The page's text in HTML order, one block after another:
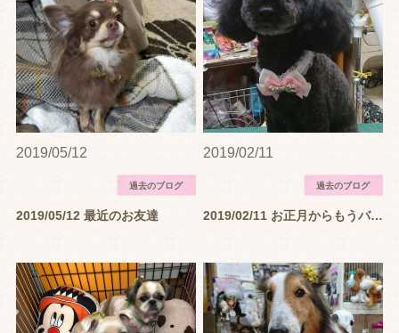
2019/05/12
過去のブログ
2019/05/12 最近のお友達
2019/02/11
過去のブログ
2019/02/11 お正月からもうバレンタインですねぇ…シュシュネックリボンが華やかです♬